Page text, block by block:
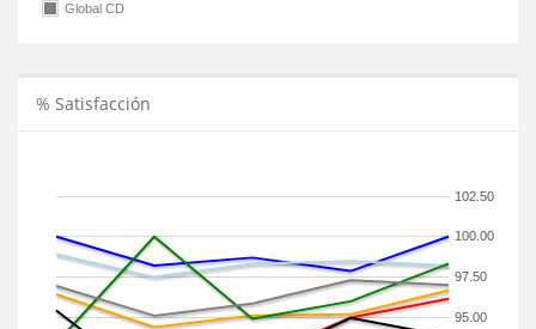
Global CD
% Satisfacción
95.00
97.50
100.00
102.50